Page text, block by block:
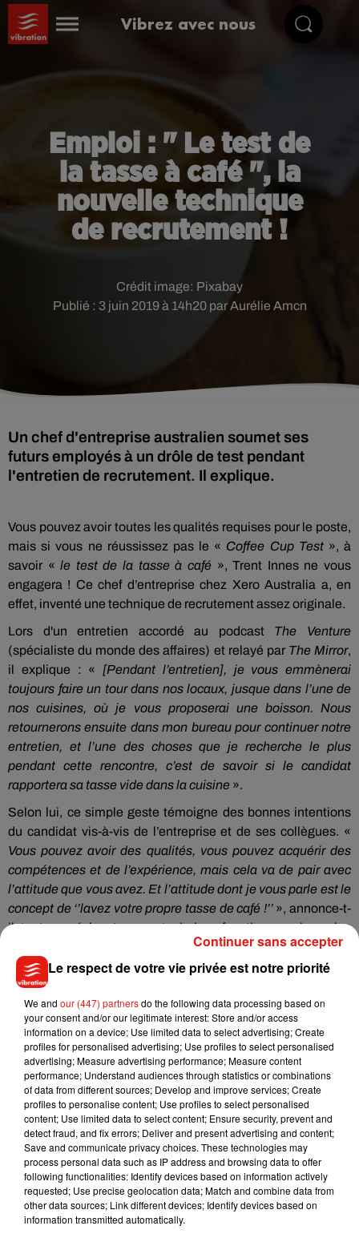
Vibrez avec nous
Emploi : " Le test de
la tasse à café ", la
nouvelle technique
de recrutement !
Publié : 3 juin 2019 à 14h20 par Aurélie Amcn
Crédit image: Pixabay
Un chef d'entreprise australien soumet ses
futurs employés à un drôle de test pendant
l'entretien de recrutement. Il explique.
Vous pouvez avoir toutes les qualités requises pour le poste,
mais si vous ne réussissez pas le « Coffee Cup Test», à
savoir «le test de la tasse à café», Trent Innes ne vous
engagera ! Ce chef d’entreprise chez Xero Australia a, en
effet, inventé une technique de recrutement assez originale.
Lors d'un entretien accordé au podcast The Venture
(spécialiste du monde des affaires) et relayé par The Mirror,
il explique : « [Pendant l’entretien], je vous emmènerai
toujours faire un tour dans nos locaux, jusque dans l’une de
nos cuisines, où je vous proposerai une boisson. Nous
retournerons ensuite dans mon bureau pour continuer notre
entretien, et l’une des choses que je recherche le plus
pendant cette rencontre, c’est de savoir si le candidat
rapportera sa tasse vide dans la cuisine ».
Selon lui, ce simple geste témoigne des bonnes intentions
du candidat vis-à-vis de l’entreprise et de ses collègues. «
Vous pouvez avoir des qualités, vous pouvez acquérir des
compétences et de l’expérience, mais cela va de pair avec
l’attitude que vous avez. Et l’attitude dont je vous parle est le
concept de ‘’lavez votre propre tasse de café !’’», annonce-t-
il, tout en précisant que sa technique fonctionne puisque les
locaux de sa société sont toujours nickel chrome !
Musique
7 août 2026
Julien Lieb s’essaye à la vie de chatelain
dans son nouveau clip
7 août 2026
Madonna sort enfin le remix de « Love
Sensation » avec Kylie Minogue
Le respect de votre vie privée est notre priorité
We and our (447) partnersdo the following data processing based on
your consent and/or our legitimate interest: Store and/or access
information on a device; Use limited data to select advertising; Create
profiles for personalised advertising; Use profiles to select personalised
advertising; Measure advertising performance; Measure content
performance; Understand audiences through statistics or combinations
of data from different sources; Develop and improve services; Create
profiles to personalise content; Use profiles to select personalised
content; Use limited data to select content; Ensure security, prevent and
detect fraud, and fix errors; Deliver and present advertising and content;
Save and communicate privacy choices. These technologies may
process personal data such as IP address and browsing data to offer
following functionalities: Identify devices based on information actively
requested; Use precise geolocation data; Match and combine data from
other data sources; Link different devices; Identify devices based on
information transmitted automatically.
Continuer sans accepter